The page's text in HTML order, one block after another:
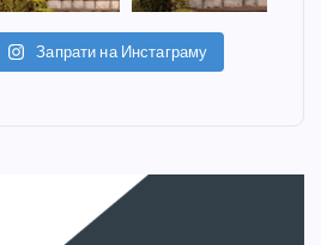
Запрати на Инстаграму